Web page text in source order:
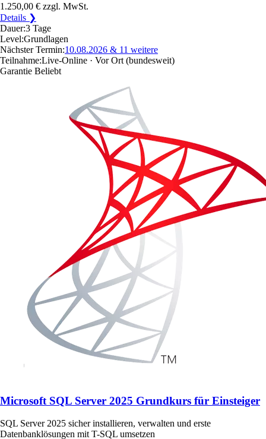
1.250,00 € zzgl. MwSt.
Details ❯
Dauer:3 Tage
Level:Grundlagen
Nächster Termin:10.08.2026 & 11 weitere
Teilnahme:Live-Online · Vor Ort (bundesweit)
Garantie Beliebt
Microsoft SQL Server 2025 Grundkurs für Einsteiger
SQL Server 2025 sicher installieren, verwalten und erste
Datenbanklösungen mit T-SQL umsetzen